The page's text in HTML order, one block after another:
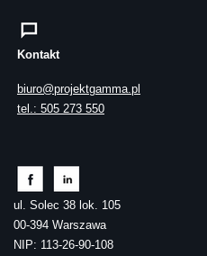
Kontakt
biuro@projektgamma.pl
tel.: 505 273 550
ul. Solec 38 lok. 105
00-394 Warszawa
NIP: 113-26-90-108